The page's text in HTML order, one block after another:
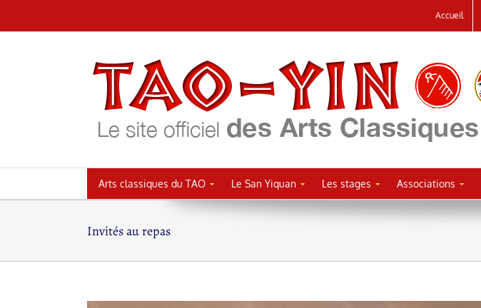
au
Accueil
Arts classiques du TAO Le San Yiquan Les stages Associations
Invités au repas